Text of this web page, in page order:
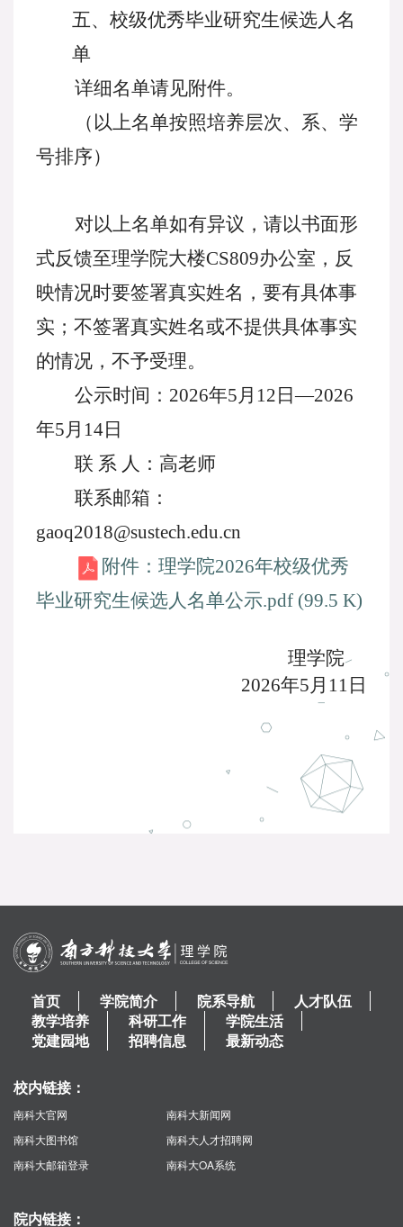
五、校级优秀毕业研究生候选人名
单
详细名单请见附件。
（以上名单按照培养层次、系、学
号排序）
对以上名单如有异议，请以书面形
式反馈至理学院大楼CS809办公室，反
映情况时要签署真实姓名，要有具体事
实；不签署真实姓名或不提供具体事实
的情况，不予受理。
公示时间： 2026年5月 12日—2026
年5 月 14日
联 系 人：高老师
联系邮箱：
gaoq2018@sustech.edu.cn
附件：理学院2026年校级优秀
毕业研究生候选人名单公示.pdf (99.5 K)
理学院
2026年5 月 11 日
首页 学院简介 院系导航
人才队伍
教学培养
科研工作
学院生活
党建园地
招聘信息 最新动态
校内链接：
南科大官网
南科大新闻网
南科大图书馆
南科大人才招聘网
南科大邮箱登录
南科大OA系统
院内链接：